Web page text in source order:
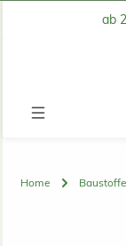
Zum Hauptinhaltab
Home